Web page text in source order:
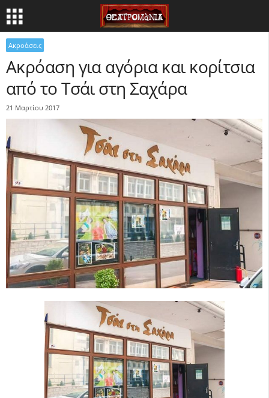
Ακροάσεις
Ακρόαση για αγόρια και κορίτσια
από το Τσάι στη Σαχάρα
21 Μαρτίου 2017